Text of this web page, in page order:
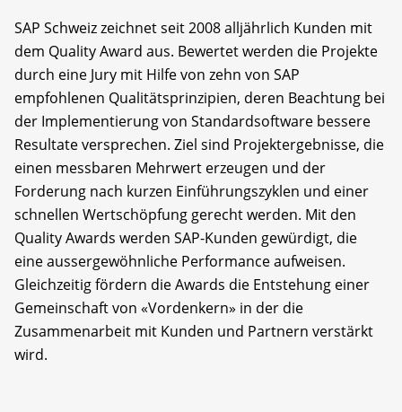
SAP Schweiz zeichnet seit 2008 alljährlich Kunden mit
dem Quality Award aus. Bewertet werden die Projekte
durch eine Jury mit Hilfe von zehn von SAP
empfohlenen Qualitätsprinzipien, deren Beachtung bei
der Implementierung von Standardsoftware bessere
Resultate versprechen. Ziel sind Projektergebnisse, die
einen messbaren Mehrwert erzeugen und der
Forderung nach kurzen Einführungszyklen und einer
schnellen Wertschöpfung gerecht werden. Mit den
Quality Awards werden SAP-Kunden gewürdigt, die
eine aussergewöhnliche Performance aufweisen.
Gleichzeitig fördern die Awards die Entstehung einer
Gemeinschaft von «Vordenkern» in der die
Zusammenarbeit mit Kunden und Partnern verstärkt
wird.